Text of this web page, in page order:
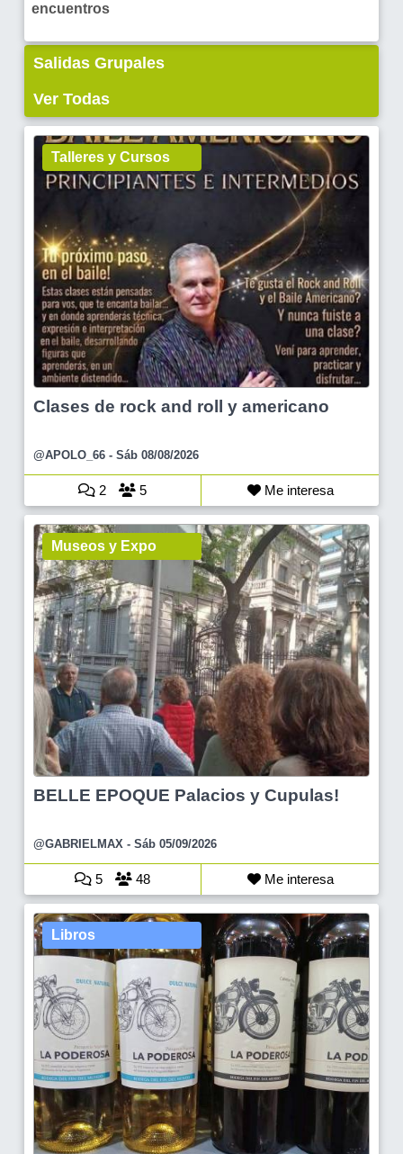
encuentros
Salidas Grupales
Ver Todas
Talleres y Cursos
Clases de rock and roll y americano
@APOLO_66 - Sáb 08/08/2026
2 5 Me interesa
Museos y Expo
BELLE EPOQUE Palacios y Cupulas!
@GABRIELMAX - Sáb 05/09/2026
5 48 Me interesa
Libros